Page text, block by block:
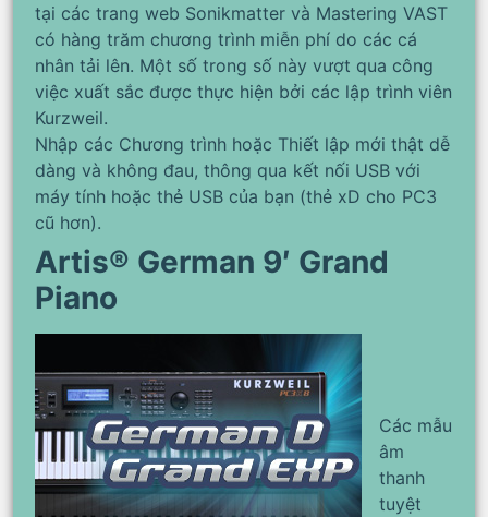
tại các trang web Sonikmatter và Mastering VAST
có hàng trăm chương trình miễn phí do các cá
nhân tải lên. Một số trong số này vượt qua công
việc xuất sắc được thực hiện bởi các lập trình viên
Kurzweil.
Nhập các Chương trình hoặc Thiết lập mới thật dễ
dàng và không đau, thông qua kết nối USB với
máy tính hoặc thẻ USB của bạn (thẻ xD cho PC3
cũ hơn).
Artis® German 9′ Grand
Piano
Các mẫu
âm
thanh
tuyệt